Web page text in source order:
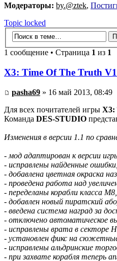
Модераторы: by.@ztek,
Topic locked
1 сообщение • Страница 1 из 1
X3: Time Of The Truth
pasha69 » 16 май 2013, 08:49
Для всех почитателей игры X3:
Команда DES-STUDIO
Изменения в версии 1.1 по
- мод адаптирован к версии
- исправлены найденные
- добавлена цветная окраска
- проведена работа над
- переделаны корабли класса
- добавлен новый пиратский
- введена система наград за
- отключено автоматическое
- исправлены врата в секторе
- установлен фикс на
- исправлены альдринские
- при захвате корабля теперь